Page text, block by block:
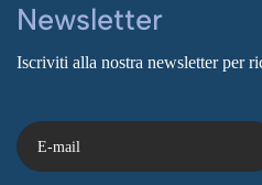
Newsletter
Iscriviti alla nostra newsletter per